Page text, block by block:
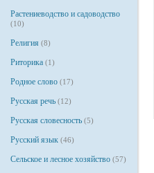
Растениеводство и садоводство
(10)
Религия (8)
Риторика (1)
Родное слово (17)
Русская речь (12)
Русская словесность (5)
Русский язык (46)
Сельское и лесное хозяйство (57)